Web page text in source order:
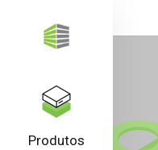
Produtos